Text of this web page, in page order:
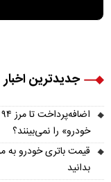
جدیدترین اخبار
خودرو» را نمی‌بینند؟
بدانید